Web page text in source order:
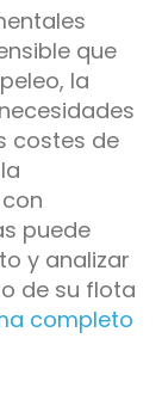
que
la
costes de
puede
y analizar
de su flota
completo